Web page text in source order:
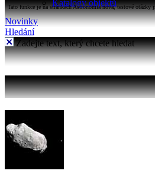
Katalogy objektů
Tato funkce je na stránkách Astronomia nová, testové otázky
Novinky
Hledání
Zadejte text, který chcete hledat